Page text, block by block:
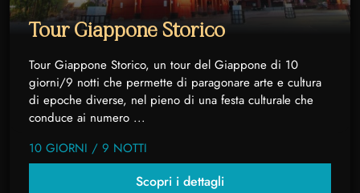
Tour Giappone Storico
Tour Giappone Storico, un tour del Giappone di 10
giorni/9 notti che permette di paragonare arte e cultura
di epoche diverse, nel pieno di una festa culturale che
conduce ai numero ...
10 GIORNI / 9 NOTTI
Scopri i dettagli